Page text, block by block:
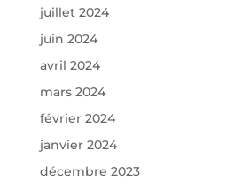
juillet 2024
juin 2024
avril 2024
mars 2024
février 2024
janvier 2024
décembre 2023